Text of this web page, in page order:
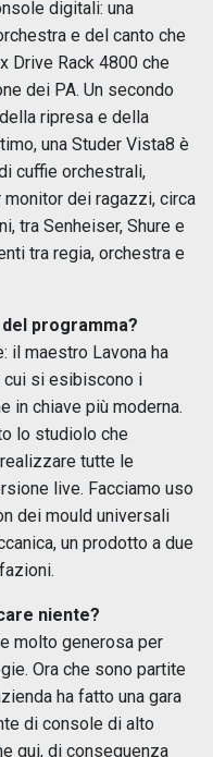
digitali: una
e del canto che
Drive Rack 4800 che
dei PA. Un secondo
ripresa e della
una Studer Vista8 è
cuffie orchestrali,
dei ragazzi, circa
tra Senheiser, Shure e
tra regia, orchestra e
programma?
il maestro Lavona ha
cui si esibiscono i
in chiave più moderna.
lo studiolo che
tutte le
live. Facciamo uso
dei mould universali
un prodotto a due
niente?
molto generosa per
Ora che sono partite
ha fatto una gara
di console di alto
qui, di conseguenza